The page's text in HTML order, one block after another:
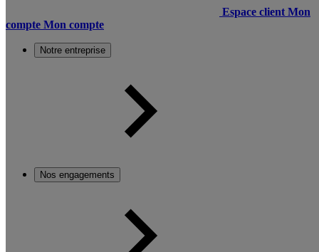
Espace client Mon
compte Mon compte
Notre entreprise
Nos engagements